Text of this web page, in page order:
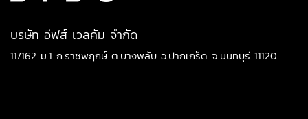
บริษัท อีฟส์ เวลคัม จำกัด
11/162 ม.1 ถ.ราชพฤกษ์ ต.บางพลับ อ.ปากเกร็ด จ.นนทบุรี 11120